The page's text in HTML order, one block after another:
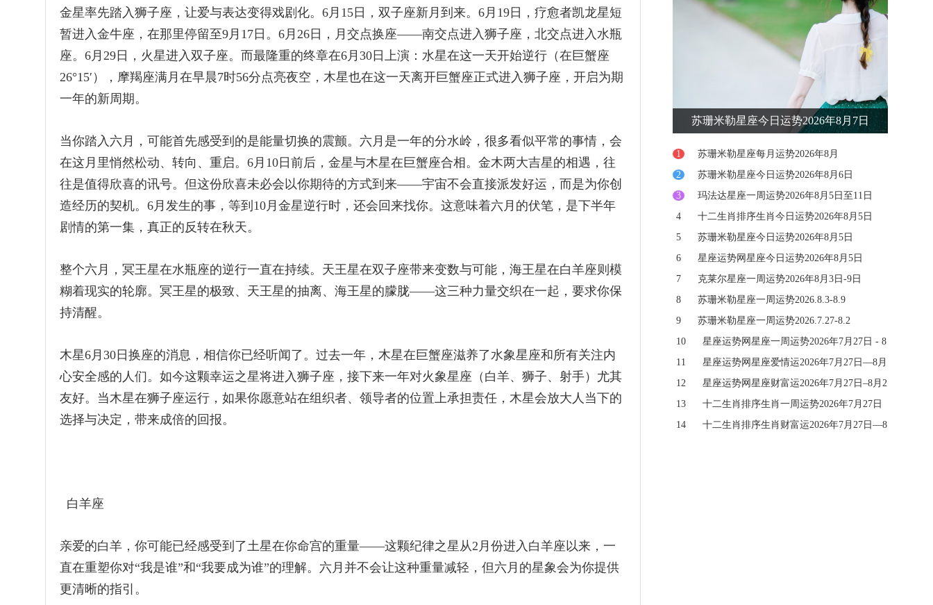
金星率先踏入狮子座，让爱与表达变得戏剧化。6月15日，双子座新月到来。6月19日，疗愈者凯龙星短
暂进入金牛座，在那里停留至9月17日。6月26日，月交点换座——南交点进入狮子座，北交点进入水瓶
座。6月29日，火星进入双子座。而最隆重的终章在6月30日上演：水星在这一天开始逆行（在巨蟹座
26°15′），摩羯座满月在早晨7时56分点亮夜空，木星也在这一天离开巨蟹座正式进入狮子座，开启为期
一年的新周期。
当你踏入六月，可能首先感受到的是能量切换的震颤。六月是一年的分水岭，很多看似平常的事情，会
在这月里悄然松动、转向、重启。6月10日前后，金星与木星在巨蟹座合相。金木两大吉星的相遇，往
往是值得欣喜的讯号。但这份欣喜未必会以你期待的方式到来——宇宙不会直接派发好运，而是为你创
造经历的契机。6月发生的事，等到10月金星逆行时，还会回来找你。这意味着六月的伏笔，是下半年
剧情的第一集，真正的反转在秋天。
整个六月，冥王星在水瓶座的逆行一直在持续。天王星在双子座带来变数与可能，海王星在白羊座则模
糊着现实的轮廓。冥王星的极致、天王星的抽离、海王星的朦胧——这三种力量交织在一起，要求你保
持清醒。
木星6月30日换座的消息，相信你已经听闻了。过去一年，木星在巨蟹座滋养了水象星座和所有关注内
心安全感的人们。如今这颗幸运之星将进入狮子座，接下来一年对火象星座（白羊、狮子、射手）尤其
友好。当木星在狮子座运行，如果你愿意站在组织者、领导者的位置上承担责任，木星会放大人当下的
选择与决定，带来成倍的回报。
白羊座
亲爱的白羊，你可能已经感受到了土星在你命宫的重量——这颗纪律之星从2月份进入白羊座以来，一
直在重塑你对“我是谁”和“我要成为谁”的理解。六月并不会让这种重量减轻，但六月的星象会为你提供
更清晰的指引。
苏珊米勒星座今日运势2026年8月7日
1
苏珊米勒星座每月运势2026年8月
2
苏珊米勒星座今日运势2026年8月6日
3
玛法达星座一周运势2026年8月5日至11日
4
十二生肖排序生肖今日运势2026年8月5日
5
苏珊米勒星座今日运势2026年8月5日
6
星座运势网星座今日运势2026年8月5日
7
克莱尔星座一周运势2026年8月3日-9日
8
苏珊米勒星座一周运势2026.8.3-8.9
9
苏珊米勒星座一周运势2026.7.27-8.2
10
星座运势网星座一周运势2026年7月27日 - 8
月2日
11
星座运势网星座爱情运2026年7月27日—8月
2日
12
星座运势网星座财富运2026年7月27日–8月2
日
13
十二生肖排序生肖一周运势2026年7月27日
—8月2日
14
十二生肖排序生肖财富运2026年7月27日—8